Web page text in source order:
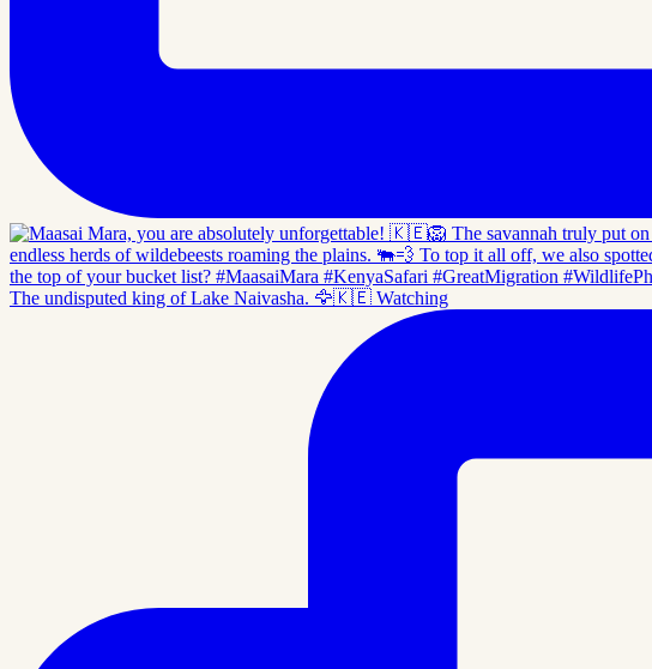
The undisputed king of Lake Naivasha. 🦅🇰🇪 Watching